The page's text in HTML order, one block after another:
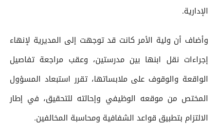
الإدارية.
وأضاف أن ولية الأمر كانت قد توجهت إلى المديرية لإنهاء
إجراءات نقل ابنها بين مدرستين، وعقب مراجعة تفاصيل
الواقعة والوقوف على ملابساتها، تقرر استبعاد المسؤول
المختص من موقعه الوظيفي وإحالته للتحقيق، في إطار
الالتزام بتطبيق قواعد الشفافية ومحاسبة المخالفين.